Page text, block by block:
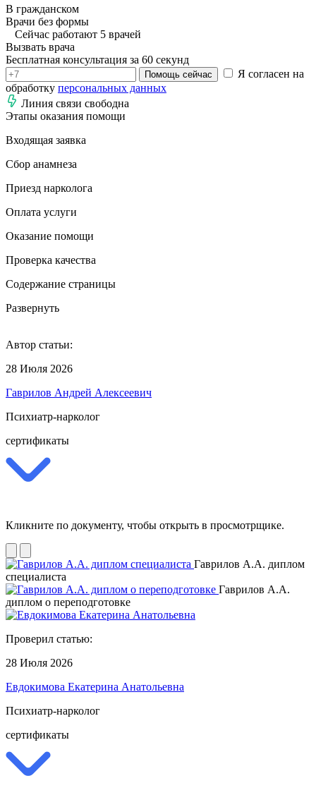
В гражданском
Врачи без формы
Сейчас работают 5 врачей
Вызвать врача
Бесплатная консультация за 60 секунд
Помощь сейчас
Я согласен на
обработку персональных данных
Линия связи свободна
Этапы оказания помощи
Входящая заявка
Сбор анамнеза
Приезд нарколога
Оплата услуги
Оказание помощи
Проверка качества
Содержание страницы
Развернуть
Автор статьи:
28 Июля 2026
Гаврилов Андрей Алексеевич
Психиатр-нарколог
сертификаты
Кликните по документу, чтобы открыть в просмотрщике.
Гаврилов А.А. диплом
специалиста
Гаврилов А.А.
диплом о переподготовке
Проверил статью:
28 Июля 2026
Евдокимова Екатерина Анатольевна
Психиатр-нарколог
сертификаты